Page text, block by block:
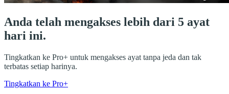
Anda telah mengakses lebih dari 5 ayat
hari ini.
Tingkatkan ke Pro+ untuk mengakses ayat tanpa jeda dan tak
terbatas setiap harinya.
Tingkatkan ke Pro+